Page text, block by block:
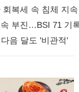
복세 속 침체 지속
부진…BSI 71 기
음 달도 '비관적'